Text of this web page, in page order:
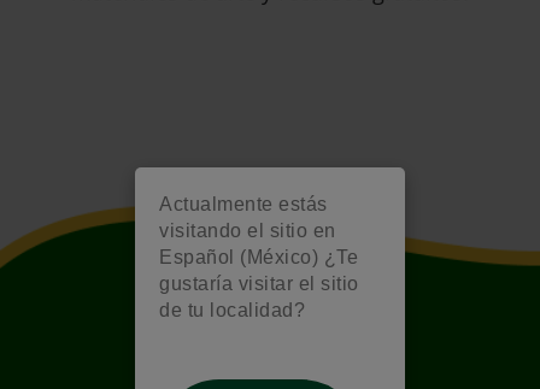
Actualmente estás
visitando el sitio en
Español (México) ¿Te
gustaría visitar el sitio
de tu localidad?